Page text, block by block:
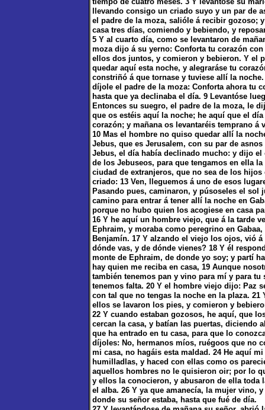
llevando consigo un criado suyo y un par de
el padre de la moza, salióle á recibir gozoso;
casa tres días, comiendo y bebiendo, y
5 Y al cuarto día, como se levantaron de
moza dijo á su yerno: Conforta tu corazón
ellos dos juntos, y comieron y bebieron. Y el
quedar aquí esta noche, y alegraráse tu
constriñó á que tornase y tuviese allí la
díjole el padre de la moza: Conforta ahora tu
hasta que ya declinaba el día. 9 Levantóse
Entonces su suegro, el padre de la moza, le
que os estéis aquí la noche; he aquí que el
corazón; y mañana os levantaréis temprano á
10 Mas el hombre no quiso quedar allí la
Jebus, que es Jerusalem, con su par de
Jebus, el día había declinado mucho: y dijo
de los Jebuseos, para que tengamos en ella
ciudad de extranjeros, que no sea de los
criado: 13 Ven, lleguemos á uno de esos
Pasando pues, caminaron, y púsoseles el sol
camino para entrar á tener allí la noche en
porque no hubo quien los acogiese en casa
16 Y he aquí un hombre viejo, que á la tarde
Ephraim, y moraba como peregrino en
Benjamín. 17 Y alzando el viejo los ojos, vió
dónde vas, y de dónde vienes? 18 Y él
monte de Ephraim, de donde yo soy; y partí
hay quien me reciba en casa, 19 Aunque
también tenemos pan y vino para mí y para
tenemos falta. 20 Y el hombre viejo dijo: Paz
con tal que no tengas la noche en la plaza.
ellos se lavaron los pies, y comieron y
22 Y cuando estaban gozosos, he aquí, que
cercan la casa, y batían las puertas, diciendo
que ha entrado en tu casa, para que lo
díjoles: No, hermanos míos, ruégoos que no
mi casa, no hagáis esta maldad. 24 He aquí
humilladlas, y haced con ellas como os
aquellos hombres no le quisieron oir; por lo
y ellos la conocieron, y abusaron de ella toda
el alba. 26 Y ya que amanecía, la mujer vino,
donde su señor estaba, hasta que fué de día.